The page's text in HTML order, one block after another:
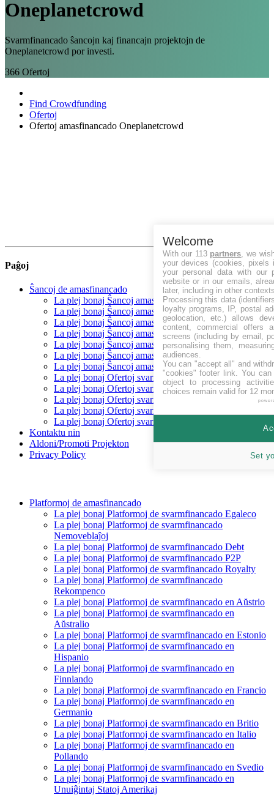
Oneplanetcrowd
Svarmfinancado ŝancojn kaj financajn projektojn de
Oneplanetcrowd por investi.
366 Ofertoj
Find Crowdfunding
Ofertoj
Ofertoj amasfinancado Oneplanetcrowd
Paĝoj
Ŝancoj de amasfinancado
La plej bonaj Ŝancoj amasfinancado levantaj
La plej bonaj Ŝancoj amasfinancado Baldaŭ
La plej bonaj Ŝancoj amasfinancado financitaj
La plej bonaj Ŝancoj amasfinancado Repagita
La plej bonaj Ŝancoj amasfinancado Egaleco
La plej bonaj Ŝancoj amasfinancado Prunto/ŝuldo
La plej bonaj Ŝancoj amasfinancado Rekompenco
La plej bonaj Ofertoj svarmfinancado en CHF
La plej bonaj Ofertoj svarmfinancado en EUR
La plej bonaj Ofertoj svarmfinancado en GBP
La plej bonaj Ofertoj svarmfinancado en SEK
La plej bonaj Ofertoj svarmfinancado en USD
Kontaktu nin
Aldoni/Promoti Projekton
Privacy Policy
Platformoj de amasfinancado
La plej bonaj Platformoj de svarmfinancado Egaleco
La plej bonaj Platformoj de svarmfinancado
Nemoveblaĵoj
La plej bonaj Platformoj de svarmfinancado Debt
La plej bonaj Platformoj de svarmfinancado P2P
La plej bonaj Platformoj de svarmfinancado Royalty
La plej bonaj Platformoj de svarmfinancado
Rekompenco
La plej bonaj Platformoj de svarmfinancado en Aŭstrio
La plej bonaj Platformoj de svarmfinancado en
Aŭstralio
La plej bonaj Platformoj de svarmfinancado en Estonio
La plej bonaj Platformoj de svarmfinancado en
Hispanio
La plej bonaj Platformoj de svarmfinancado en
Finnlando
La plej bonaj Platformoj de svarmfinancado en Francio
La plej bonaj Platformoj de svarmfinancado en
Germanio
La plej bonaj Platformoj de svarmfinancado en Britio
La plej bonaj Platformoj de svarmfinancado en Italio
La plej bonaj Platformoj de svarmfinancado en
Pollando
La plej bonaj Platformoj de svarmfinancado en Svedio
La plej bonaj Platformoj de svarmfinancado en
Unuiĝintaj Statoj Amerikaj
Welcome
With our 113 partners, we
your devices (cookies, pixels
your personal data with our
website or in our emails,
later, including in other
Processing this data
loyalty programs, IP, postal
geolocation, etc.) allows
content, commercial offers
screens (including by email,
personalising them,
audiences.
You can "accept all" and
"cookies" footer link. You can
object to processing
choices remain valid for 12
Set